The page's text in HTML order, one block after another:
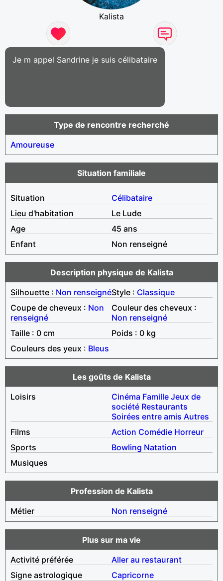
Kalista
Je m appel Sandrine je suis célibataire
Type de rencontre recherché
Amoureuse
Situation familiale
Situation
Célibataire
Lieu d'habitation
Le Lude
Age
45 ans
Enfant
Non renseigné
Description physique de Kalista
Silhouette : Non renseignéStyle : Classique
Coupe de cheveux : Non
renseigné
Couleur des cheveux :
Non renseigné
Taille : 0 cm
Poids : 0 kg
Couleurs des yeux : Bleus
Les goûts de Kalista
Loisirs
Cinéma Famille Jeux de
société Restaurants
Soirées entre amis Autres
Films
Action Comédie Horreur
Sports
Bowling Natation
Musiques
Profession de Kalista
Métier
Non renseigné
Plus sur ma vie
Activité préférée
Aller au restaurant
Signe astrologique
Capricorne